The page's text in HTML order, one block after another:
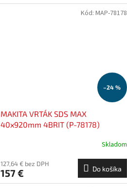
–24 %
MAKITA VRTÁK SDS MAX
40x920mm 4BRIT (P-78178)
Skladom
127,64 € bez DPH
157 € Do košíka
Kód: MAP-78178